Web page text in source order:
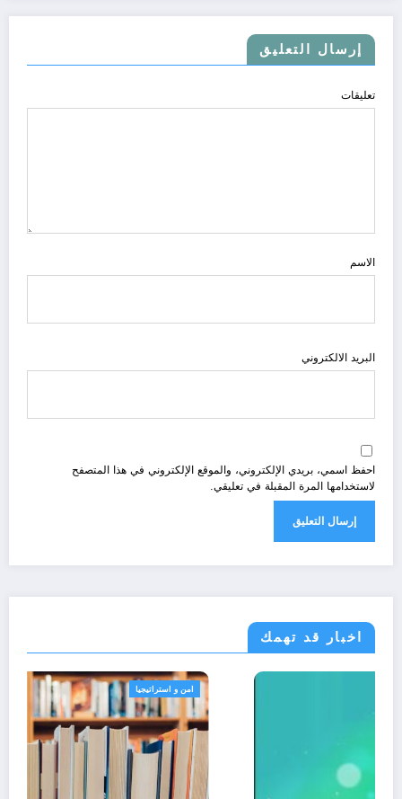
إرسال التعليق
تعليقات
الاسم
البريد الالكتروني
احفظ اسمي، بريدي الإلكتروني، والموقع الإلكتروني في هذا المتصفح
لاستخدامها المرة المقبلة في تعليقي.
اخبار قد تهمك